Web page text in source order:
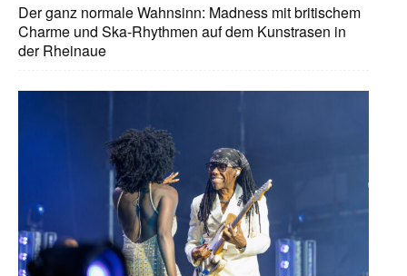
Der ganz normale Wahnsinn: Madness mit britischem
Charme und Ska-Rhythmen auf dem Kunstrasen in
der Rheinaue